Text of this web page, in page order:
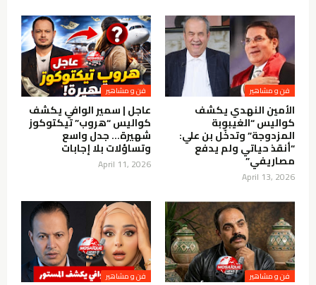
فن و مشاهير
الأمين النهدي يكشف
كواليس “الغيبوبة
المزدوجة” وتدخّل بن علي:
“أنقذ حياتي ولم يدفع
مصاريفي”
April 13, 2026
فن و مشاهير
عاجل | سمير الوافي يكشف
كواليس “هروب” تيكتوكوز
شهيرة… جدل واسع
وتساؤلات بلا إجابات
April 11, 2026
فن و مشاهير فن و مشاهير